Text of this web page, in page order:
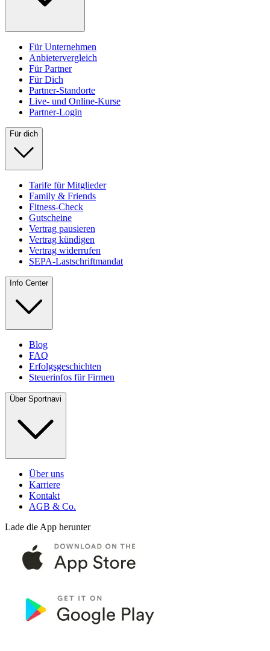
Für Unternehmen
Anbietervergleich
Für Partner
Für Dich
Partner-Standorte
Live- und Online-Kurse
Partner-Login
Für dich
Tarife für Mitglieder
Family & Friends
Fitness-Check
Gutscheine
Vertrag pausieren
Vertrag kündigen
Vertrag widerrufen
SEPA-Lastschriftmandat
Info Center
Blog
FAQ
Erfolgsgeschichten
Steuerinfos für Firmen
Über Sportnavi
Über uns
Karriere
Kontakt
AGB & Co.
Lade die App herunter